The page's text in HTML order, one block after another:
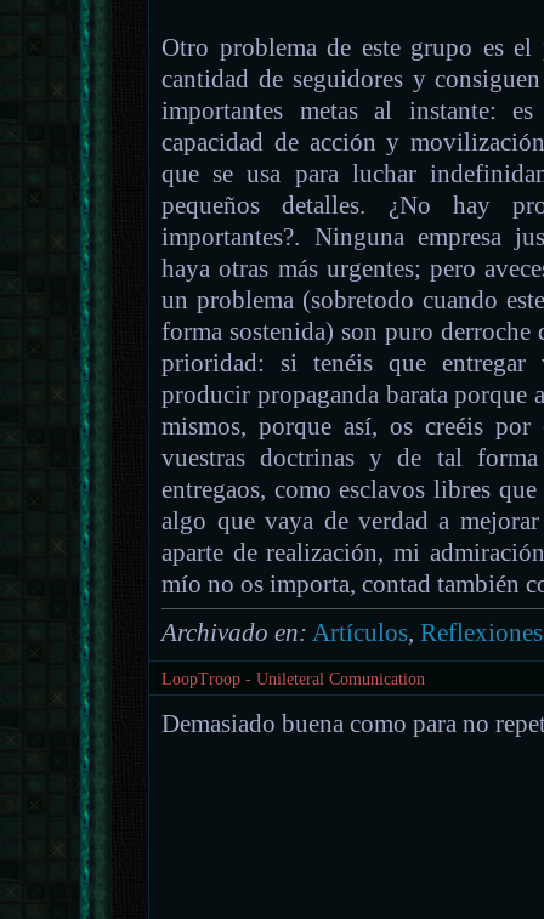
Otro problema de este grupo es el
cantidad de seguidores y
importantes metas al instante:
capacidad de acción y
que se usa para luchar
pequeños detalles. ¿No hay
importantes?. Ninguna empresa
haya otras más urgentes; pero
un problema (sobretodo cuando
forma sostenida) son puro derroche
prioridad: si tenéis que entregar
producir propaganda barata porque
mismos, porque así, os creéis
vuestras doctrinas y de tal
entregaos, como esclavos libres
algo que vaya de verdad a
aparte de realización, mi
mío no os importa, contad también
Archivado en: Artículos,Reflexiones
LoopTroop - Unileteral Comunication
Demasiado buena como para no